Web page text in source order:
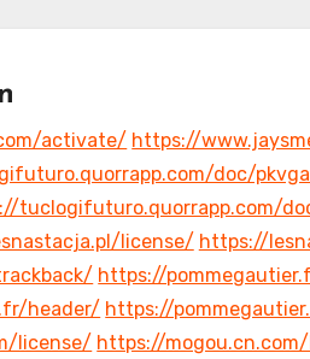
activate/ https://
doc/
tuclogifuturo.quorrapp.com/
license/ https://
https://
header/ https://
license/ https://